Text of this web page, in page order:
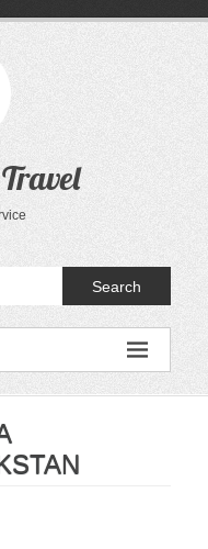
Search